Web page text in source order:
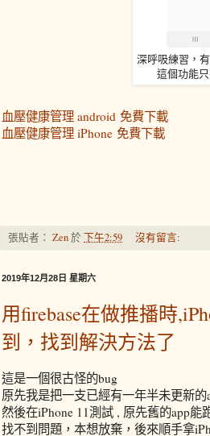
深呼吸練習，
這個功能
血壓健康管理 android 免費下載
血壓健康管理 iPhone 免費下載
張貼者： Zen於 下午2:59 沒有留言:
2019年12月28日 星期六
用firebase在做推播時
到，找到解決方法了
這是一個很古怪的bug
原先我是把一支已經有一年半未更新的
然後在iPhone 11測試 , 原先舊的app
找不到問題，本想放棄，後來順手拿